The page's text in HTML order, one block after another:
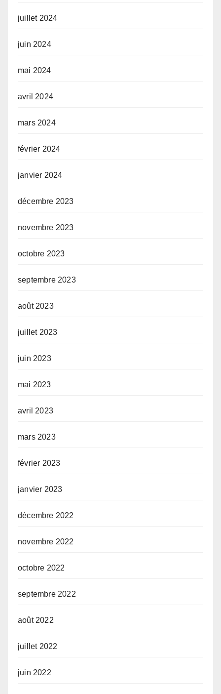
juillet 2024
juin 2024
mai 2024
avril 2024
mars 2024
février 2024
janvier 2024
décembre 2023
novembre 2023
octobre 2023
septembre 2023
août 2023
juillet 2023
juin 2023
mai 2023
avril 2023
mars 2023
février 2023
janvier 2023
décembre 2022
novembre 2022
octobre 2022
septembre 2022
août 2022
juillet 2022
juin 2022